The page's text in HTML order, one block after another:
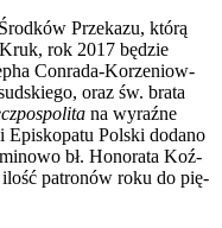
Prze­ka­zu, któ­rą
rok 2017 będzie
Con­ra­da-Korze­niow­
oraz św. bra­ta
na wyraź­ne
Pol­ski doda­no
bł. Hono­ra­ta Koź­
ilość patro­nów roku do pię­